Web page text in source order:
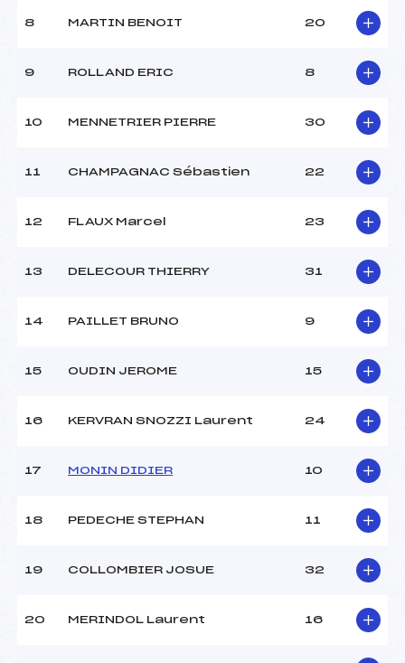
8 MARTIN BENOIT 20
9 ROLLAND ERIC 8
10 MENNETRIER PIERRE 30
11 CHAMPAGNAC Sébastien 22
12 FLAUX Marcel 23
13 DELECOUR THIERRY 31
14 PAILLET BRUNO 9
15 OUDIN JEROME 15
16 KERVRAN SNOZZI Laurent 24
17 MONIN DIDIER 10
18 PEDECHE STEPHAN 11
19 COLLOMBIER JOSUE 32
20 MERINDOL Laurent 16